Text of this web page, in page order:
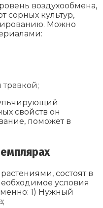
воздухообмена,
сорных культур,
Можно
свойств он
поможет в
состоят в
условия
1) Нужный